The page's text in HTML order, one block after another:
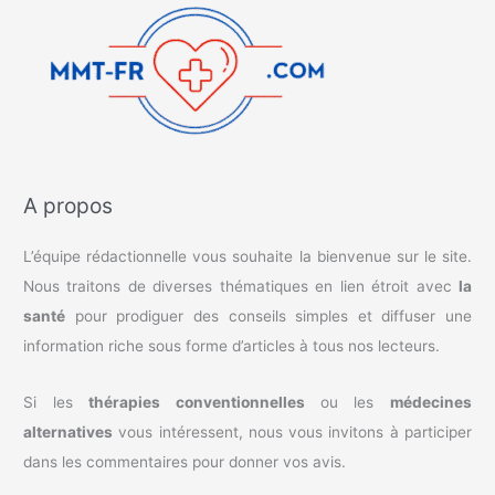
A propos
L’équipe rédactionnelle vous souhaite la bienvenue sur le site.
Nous traitons de diverses thématiques en lien étroit avec la
santé pour prodiguer des conseils simples et diffuser une
information riche sous forme d’articles à tous nos lecteurs.
Si lesthérapies conventionnelles ou les médecines
alternatives vous intéressent, nous vous invitons à participer
dans les commentaires pour donner vos avis.